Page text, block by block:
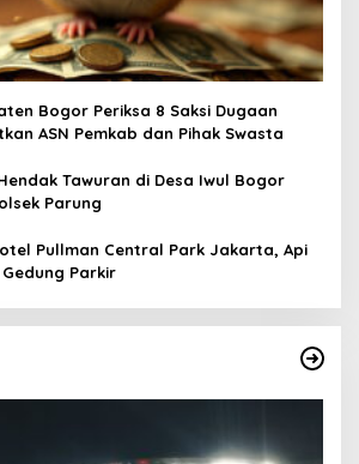
Bogor Periksa 8 Saksi Dugaan
ASN Pemkab dan Pihak Swasta
Tawuran di Desa Iwul Bogor
Parung
Pullman Central Park Jakarta, Api
Parkir